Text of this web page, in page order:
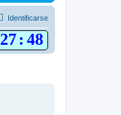
Identificarse
27: 49